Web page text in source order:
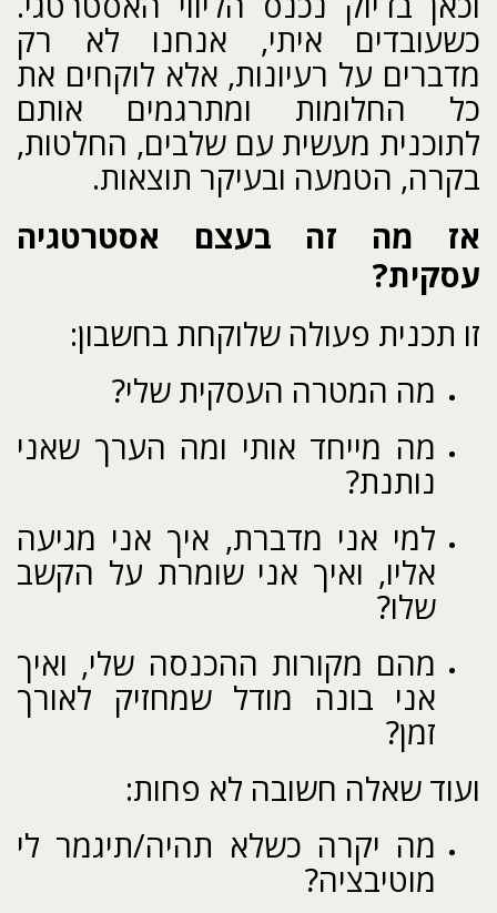
כשעובדים איתי, אנחנו לא רק
מדברים על רעיונות, אלא לוקחים את
כל החלומות ומתרגמים אותם
לתוכנית מעשית עם שלבים, החלטות,
בקרה, הטמעה ובעיקר תוצאות.
אז מה זה בעצם אסטרטגיה
עסקית?
זו תכנית פעולה שלוקחת בחשבון:
מה המטרה העסקית שלי?
מה מייחד אותי ומה הערך שאני
נותנת?
למי אני מדברת, איך אני מגיעה
אליו, ואיך אני שומרת על הקשב
שלו?
מהם מקורות ההכנסה שלי, ואיך
אני בונה מודל שמחזיק לאורך
זמן?
ועוד שאלה חשובה לא פחות:
מה יקרה כשלא תהיה/תיגמר לי
מוטיבציה?